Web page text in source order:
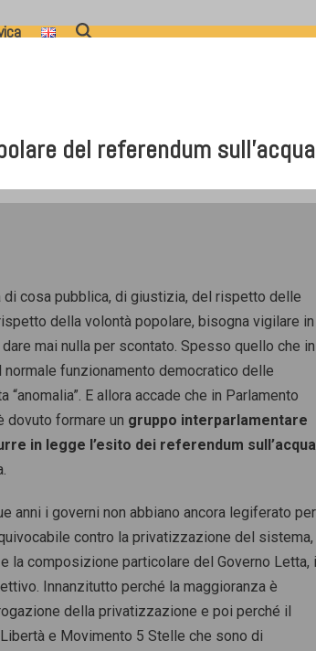
del referendum
di cosa pubblica, di giustizia, del rispetto delle
della volontà popolare, bisogna vigilare in
mai nulla per scontato. Spesso quello che in
funzionamento democratico delle
“anomalia”. E allora accade che in Parlamento
dovuto formare un gruppo interparlamentare
in legge l’esito dei referendum sull’acqua
anni i governi non abbiano ancora legiferato per
contro la privatizzazione del sistema,
la composizione particolare del Governo Letta, il
Innanzitutto perché la maggioranza è
della privatizzazione e poi perché il
e Movimento 5 Stelle che sono di